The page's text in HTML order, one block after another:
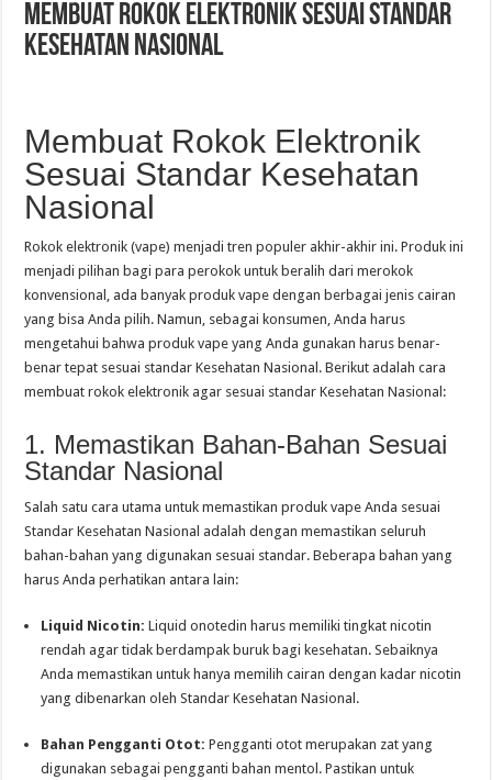
Membuat Rokok Elektronik sesuai Standar
Kesehatan Nasional
Membuat Rokok Elektronik
Sesuai Standar Kesehatan
Nasional
Rokok elektronik (vape) menjadi tren populer akhir-akhir ini. Produk ini
menjadi pilihan bagi para perokok untuk beralih dari merokok
konvensional, ada banyak produk vape dengan berbagai jenis cairan
yang bisa Anda pilih. Namun, sebagai konsumen, Anda harus
mengetahui bahwa produk vape yang Anda gunakan harus benar-
benar tepat sesuai standar Kesehatan Nasional. Berikut adalah cara
membuat rokok elektronik agar sesuai standar Kesehatan Nasional:
1. Memastikan Bahan-Bahan Sesuai
Standar Nasional
Salah satu cara utama untuk memastikan produk vape Anda sesuai
Standar Kesehatan Nasional adalah dengan memastikan seluruh
bahan-bahan yang digunakan sesuai standar. Beberapa bahan yang
harus Anda perhatikan antara lain:
Liquid Nicotin: Liquid onotedin harus memiliki tingkat nicotin
rendah agar tidak berdampak buruk bagi kesehatan. Sebaiknya
Anda memastikan untuk hanya memilih cairan dengan kadar nicotin
yang dibenarkan oleh Standar Kesehatan Nasional.
Bahan Pengganti Otot: Pengganti otot merupakan zat yang
digunakan sebagai pengganti bahan mentol. Pastikan untuk